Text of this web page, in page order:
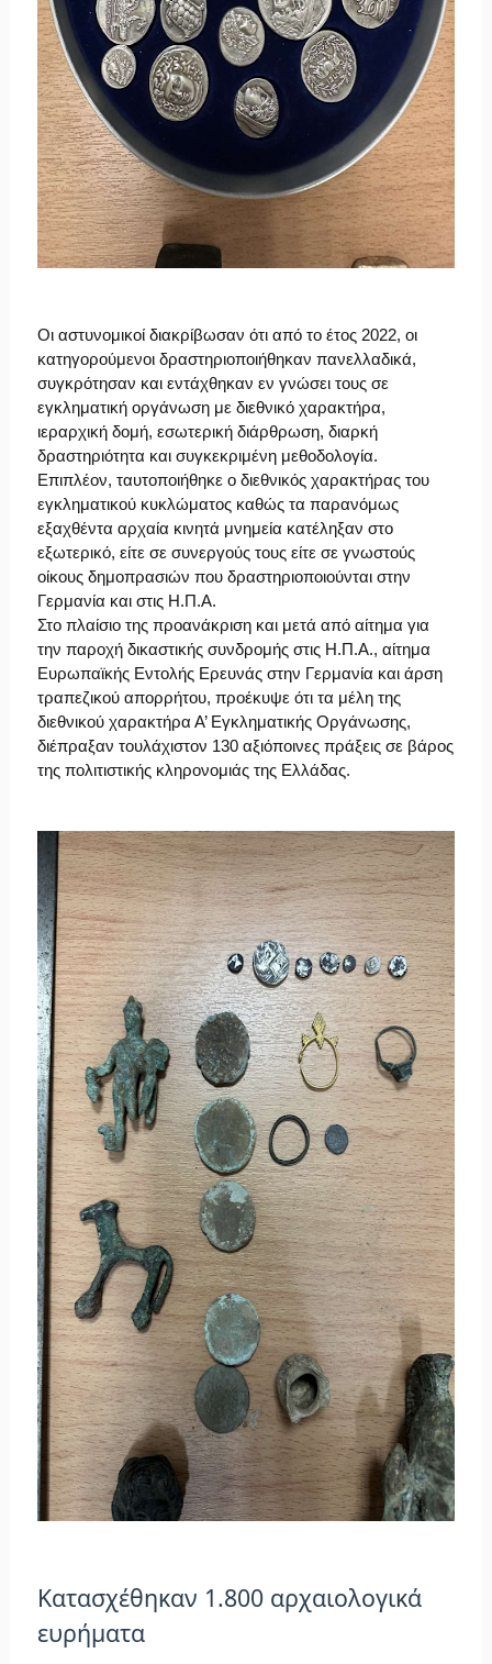
Οι αστυνομικοί διακρίβωσαν ότι από το έτος 2022, οι
κατηγορούμενοι δραστηριοποιήθηκαν πανελλαδικά,
συγκρότησαν και εντάχθηκαν εν γνώσει τους σε
εγκληματική οργάνωση με διεθνικό χαρακτήρα,
ιεραρχική δομή, εσωτερική διάρθρωση, διαρκή
δραστηριότητα και συγκεκριμένη μεθοδολογία.
Επιπλέον, ταυτοποιήθηκε ο διεθνικός χαρακτήρας του
εγκληματικού κυκλώματος καθώς τα παρανόμως
εξαχθέντα αρχαία κινητά μνημεία κατέληξαν στο
εξωτερικό, είτε σε συνεργούς τους είτε σε γνωστούς
οίκους δημοπρασιών που δραστηριοποιούνται στην
Γερμανία και στις Η.Π.Α.
Στο πλαίσιο της προανάκριση και μετά από αίτημα για
την παροχή δικαστικής συνδρομής στις Η.Π.Α., αίτημα
Ευρωπαϊκής Εντολής Ερευνάς στην Γερμανία και άρση
τραπεζικού απορρήτου, προέκυψε ότι τα μέλη της
διεθνικού χαρακτήρα Α’ Εγκληματικής Οργάνωσης,
διέπραξαν τουλάχιστον 130 αξιόποινες πράξεις σε βάρος
της πολιτιστικής κληρονομιάς της Ελλάδας.
Κατασχέθηκαν 1.800 αρχαιολογικά
ευρήματα